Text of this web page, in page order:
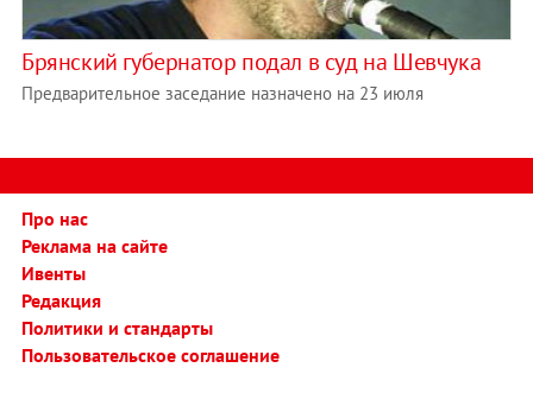
Брянский губернатор подал в суд на Шевчука
Предварительное заседание назначено на 23 июля
Про нас
Реклама на сайте
Ивенты
Редакция
Политики и стандарты
Пользовательское соглашение